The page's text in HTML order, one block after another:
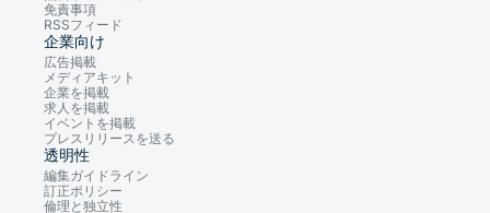
免責事項
RSSフィード
企業向け
広告掲載
メディアキット
企業を掲載
求人を掲載
イベントを掲載
プレスリリースを送る
透明性
編集ガイドライン
訂正ポリシー
倫理と独立性